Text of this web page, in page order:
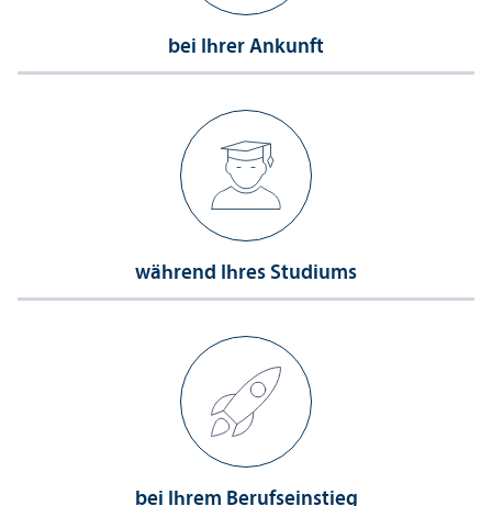
bei Ihrer Ankunft
während Ihres Studiums
bei Ihrem Berufseinstieg